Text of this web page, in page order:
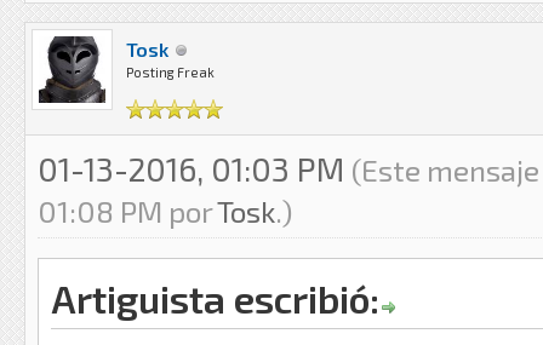
Tosk
Posting Freak
01-13-2016, 01:03 PM (Este
01:08 PM porTosk.)
Artiguista escribió: